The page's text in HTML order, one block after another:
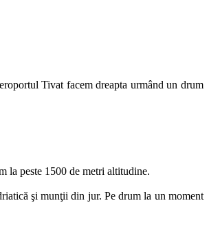
Tivat facem dreapta urmând un drum
la peste 1500 de metri altitudine.
şi munţii din jur. Pe drum la un moment